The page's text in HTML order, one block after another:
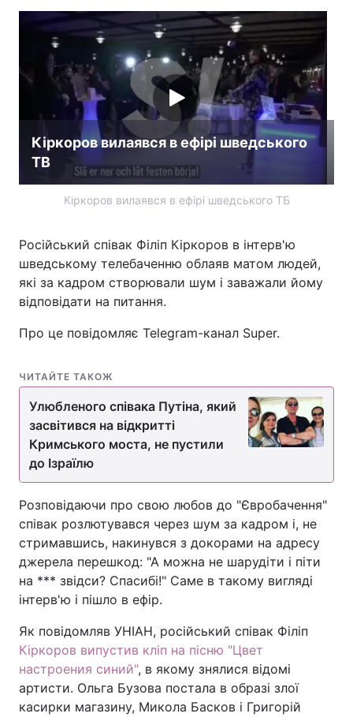
Кіркоров вилаявся в ефірі шведського
ТВ
Кіркоров вилаявся в ефірі шведського ТБ
Російський співак Філіп Кіркоров в інтерв'ю
шведському телебаченню облаяв матом людей,
які за кадром створювали шум і заважали йому
відповідати на питання.
Про це повідомляє Telegram-канал Super.
ЧИТАЙТЕ ТАКОЖ
Улюбленого співака Путіна, який
засвітився на відкритті
Кримського моста, не пустили
до Ізраїлю
Розповідаючи про свою любов до "Євробачення"
співак розлютувався через шум за кадром і, не
стримавшись, накинувся з докорами на адресу
джерела перешкод: "А можна не шарудіти і піти
на *** звідси? Спасибі!" Саме в такому вигляді
інтерв'ю і пішло в ефір.
Як повідомляв УНІАН, російський співак Філіп
Кіркоров випустив кліп на пісню "Цвет
настроения синий", в якому знялися відомі
артисти. Ольга Бузова постала в образі злої
касирки магазину, Микола Басков і Григорій